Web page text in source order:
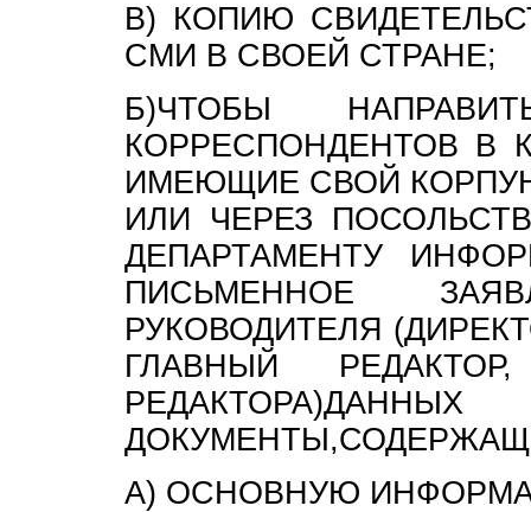
В) КОПИЮ
СМИ В СВОЕЙ СТРАНЕ;
Б)ЧТОБЫ
КОРРЕСПОНДЕНТОВ В
ИМЕЮЩИЕ СВОЙ
ИЛИ ЧЕРЕЗ
ДЕПАРТАМЕНТУ
ПИСЬМЕННОЕ
РУКОВОДИТЕЛЯ
ГЛАВНЫЙ
А) ОСНОВНУЮ